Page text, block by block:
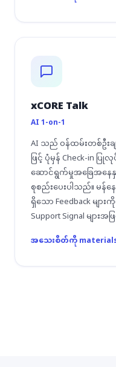
xCORE Talk
AI 1-on-1
AI သည် ဝန်ထမ်းတစ်ဦး
ဖြင့် ပုံမှန် Check-in ပြုလု
ဆောင်ရွက်မှုအခြေအနေနှ
စုစည်းပေးပါသည်။ မ
ရှိသော Feedback မျ
Support Signal များအ
အသေးစိတ်ကို